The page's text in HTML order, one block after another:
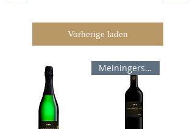
Vorherige laden
Meiningers Rotweinpreis 89 P